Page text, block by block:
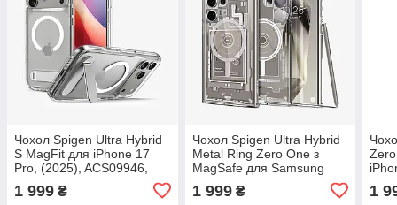
Чохол Spigen Ultra Hybrid
S MagFit для iPhone 17
Pro, (2025), ACS09946,
1 999 ₴
Чохол Spigen Ultra Hybrid
Metal Ring Zero One з
MagSafe для Samsung
(ACS07653)
1 999₴ 1